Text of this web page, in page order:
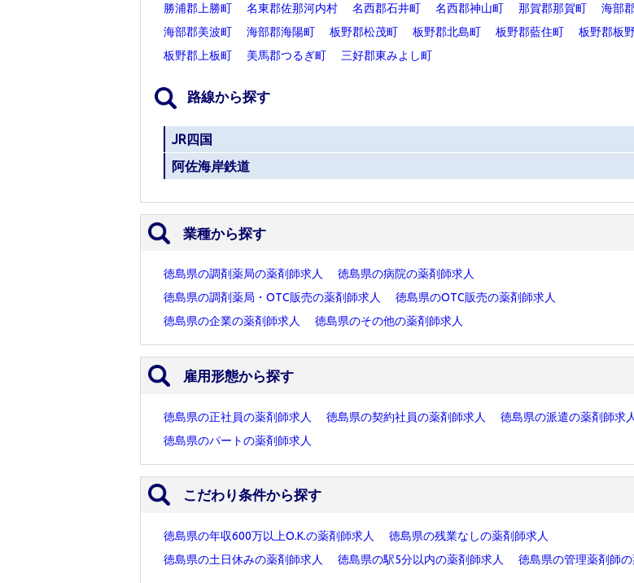
勝浦郡上勝町
名東郡佐那河内村 名西郡石井町 名西郡神山町 那賀郡那賀町
海部
海部郡美波町
海部郡海陽町 板野郡松茂町 板野郡北島町 板野郡藍住町
板野郡板
板野郡上板町
美馬郡つるぎ町 三好郡東みよし町
路線から探す
JR四国
阿佐海岸鉄道
業種から探す
徳島県の調剤薬局の薬剤師求人
徳島県の病院の薬剤師求人
徳島県の調剤薬局・OTC販売の薬剤師求人
徳島県のOTC販売の薬剤師求人
徳島県の企業の薬剤師求人
徳島県のその他の薬剤師求人
雇用形態から探す
徳島県の正社員の薬剤師求人 徳島県の契約社員の薬剤師求人
徳島県の派遣の薬剤師求人
徳島県のパートの薬剤師求人
こだわり条件から探す
徳島県の年収600万以上O.K.の薬剤師求人
徳島県の残業なしの薬剤師求人
徳島県の土日休みの薬剤師求人
徳島県の駅5分以内の薬剤師求人 徳島県の管理薬剤師の